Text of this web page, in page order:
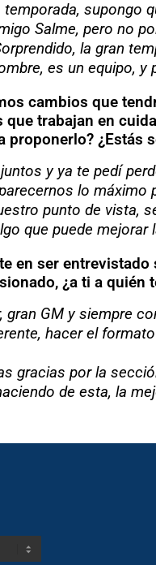
supongo
Salme, pero no
la gran
es un equipo,
cambios que
que trabajan en
proponerlo?
y ya te pedí
lo máximo
punto de vista,
que puede
en ser
¿a ti a quién
gran GM y siempre
hacer el
gracias por la
de esta, la